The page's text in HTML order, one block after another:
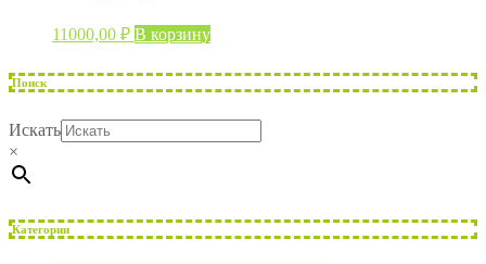
11000,00 ₽ В корзину
Поиск
Искать
×
Категории